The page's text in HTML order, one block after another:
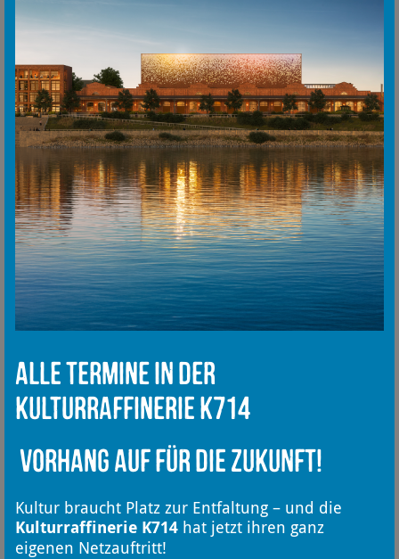
Alle Termine in der
Kulturraffinerie K714
Vorhang auf für die Zukunft!
Kultur braucht Platz zur Entfaltung – und die
Kulturraffinerie K714 hat jetzt ihren ganz
eigenen Netzauftritt!